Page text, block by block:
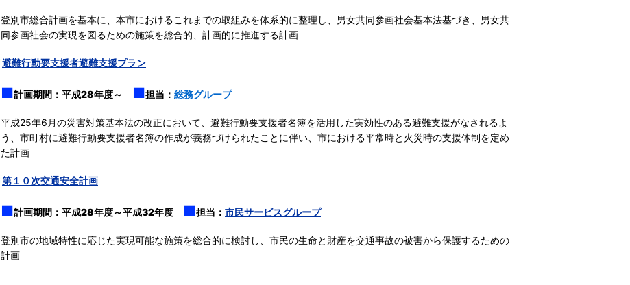
登別市総合計画を基本に、本市におけるこれまでの取組みを体系的に整理し、男女共同参画社会基本法基づき、男女共
同参画社会の実現を図るための施策を総合的、計画的に推進する計画
避難行動要支援者避難支援プラン
■計画期間： 平成28年度～ ■担当： 総務グループ
平成25年6月の災害対策基本法の改正において、避難行動要支援者名簿を活用した実効性のある避難支援がなされるよ
う、市町村に避難行動要支援者名簿の作成が義務づけられたことに伴い、市における平常時と火災時の支援体制を定め
た計画
第１０次交通安全計画
■計画期間： 平成28年度～平成32年度 ■担当： 市民サービスグループ
登別市の地域特性に応じた実現可能な施策を総合的に検討し、市民の生命と財産を交通事故の被害から保護するための
計画